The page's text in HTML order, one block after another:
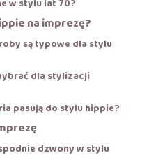
w stylu lat 70?
na imprezę?
są typowe dla stylu
dla stylizacji
pasują do stylu hippie?
dzwony w stylu